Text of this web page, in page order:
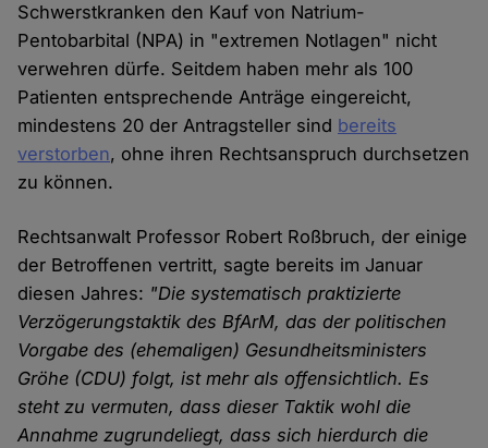
Schwerstkranken den Kauf von Natrium-
Pentobarbital (NPA) in "extremen Notlagen" nicht
verwehren dürfe. Seitdem haben mehr als 100
Patienten entsprechende Anträge eingereicht,
mindestens 20 der Antragsteller sind bereits
verstorben, ohne ihren Rechtsanspruch durchsetzen
zu können.
Rechtsanwalt Professor Robert Roßbruch, der einige
der Betroffenen vertritt, sagte bereits im Januar
diesen Jahres: "Die systematisch praktizierte
Verzögerungstaktik des BfArM, das der politischen
Vorgabe des (ehemaligen) Gesundheitsministers
Gröhe (CDU) folgt, ist mehr als offensichtlich. Es
steht zu vermuten, dass dieser Taktik wohl die
Annahme zugrundeliegt, dass sich hierdurch die